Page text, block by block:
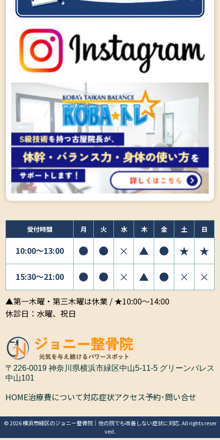
受付時間 月 火 水 木 金 土 日
10:00〜13:00 ● ● × ▲ ● ★ ★
15:30〜21:00 ● ● × ▲ ● × ×
▲第一木曜・第三木曜は休業 / ★10:00～14:00
休診日：水曜、祝日
〒226-0019 神奈川県横浜市緑区中山5-11-5 グリーンパレス
中山101
HOME治療費について対応症状アクセス予約･問い合せ
© 2026 横浜市緑区のジョニー整骨院｜他の院でも改善しない症状に対応. All rights reser
ved.